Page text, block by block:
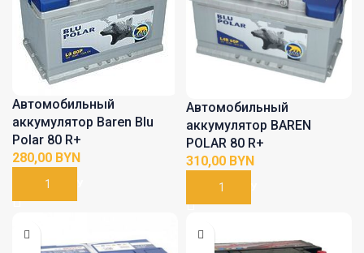
Автомобильный
аккумулятор Baren Blu
Polar 80 R+
BYN
В КОРЗИНУ
Автомобильный
аккумулятор BAREN
POLAR 80 R+
BYN
В КОРЗИНУ